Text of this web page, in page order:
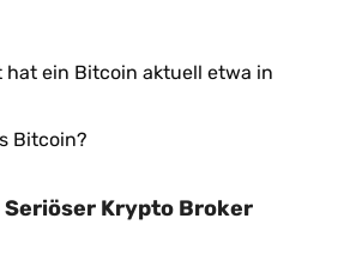
hat ein Bitcoin aktuell etwa in
Bitcoin?
Seriöser Krypto Broker